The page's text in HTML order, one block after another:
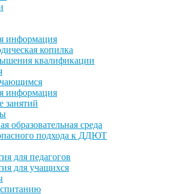
информация
копилка
квалификации
информация
занятий
образовательная среда
подхода к ДДЮТ
для педагогов
для учащихся